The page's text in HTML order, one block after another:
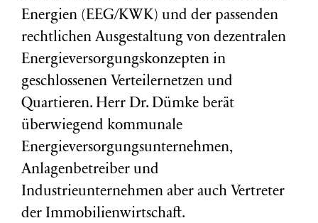
Energien (EEG/KWK) und der passenden
rechtlichen Ausgestaltung von dezentralen
Energieversorgungskonzepten in
geschlossenen Verteilernetzen und
Quartieren. Herr Dr. Dümke berät
überwiegend kommunale
Energieversorgungsunternehmen,
Anlagenbetreiber und
Industrieunternehmen aber auch Vertreter
der Immobilienwirtschaft.